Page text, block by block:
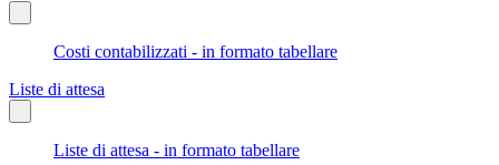
Costi contabilizzati - in formato tabellare
Liste di attesa
Liste di attesa - in formato tabellare